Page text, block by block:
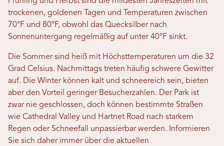
trockenen, goldenen Tagen und Temperaturen zwischen
70°F und 80°F, obwohl das Quecksilber nach
Sonnenuntergang regelmäßig auf unter 40°F sinkt.
Die Sommer sind heiß mit Höchsttemperaturen um die 32
Grad Celsius. Nachmittags treten häufig schwere Gewitter
auf. Die Winter können kalt und schneereich sein, bieten
aber den Vorteil geringer Besucherzahlen. Der Park ist
zwar nie geschlossen, doch können bestimmte Straßen
wie Cathedral Valley und Hartnet Road nach starkem
Regen oder Schneefall unpassierbar werden. Informieren
Sie sich daher immer über die aktuellen